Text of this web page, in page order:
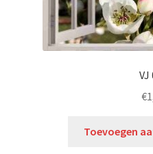
VJ
€
Toevoegen